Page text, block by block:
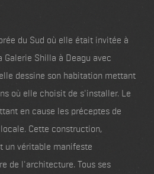
du Sud où elle était invitée à
Galerie Shilla à Deagu avec
dessine son habitation mettant
où elle choisit de s'installer. Le
en cause les préceptes de
Cette construction,
un véritable manifeste
de l'architecture. Tous ses